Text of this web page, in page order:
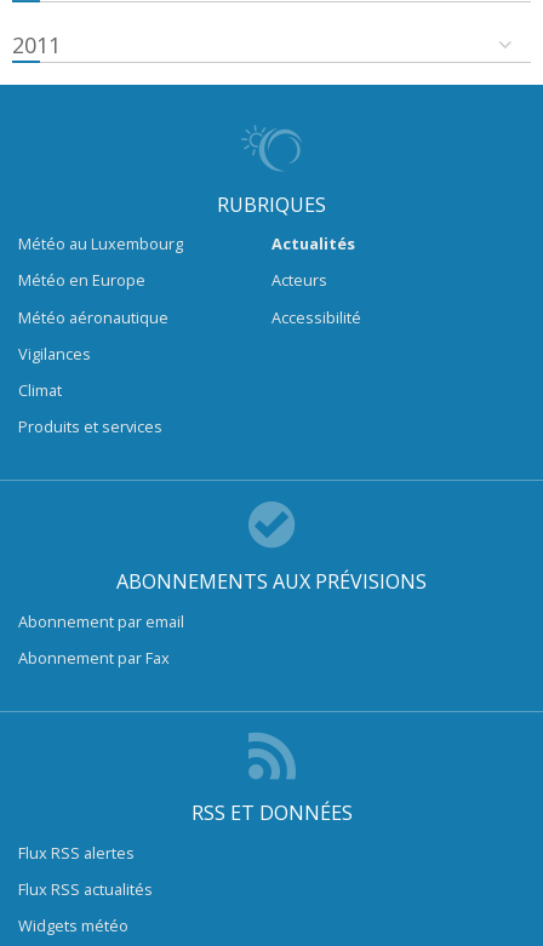
2011
RUBRIQUES
Météo au Luxembourg
Météo en Europe
Météo aéronautique
Vigilances
Climat
Produits et services
Actualités
Acteurs
Accessibilité
ABONNEMENTS AUX PRÉVISIONS
Abonnement par email
Abonnement par Fax
RSS ET DONNÉES
Flux RSS alertes
Flux RSS actualités
Widgets météo